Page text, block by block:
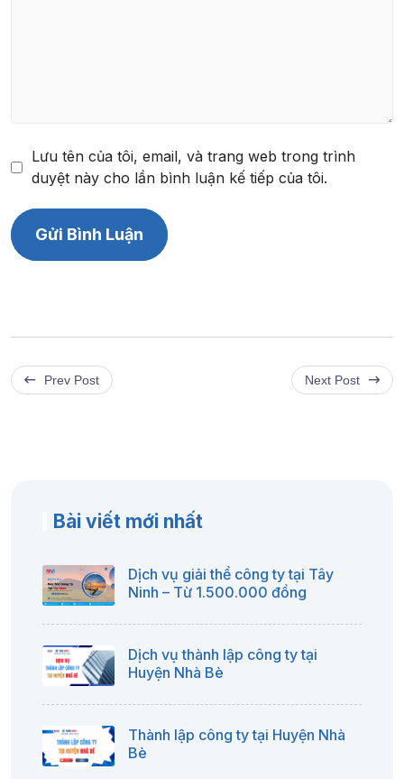
Lưu tên của tôi, email, và trang web trong trình
duyệt này cho lần bình luận kế tiếp của tôi.
Prev Post Next Post
Bài viết mới nhất
Dịch vụ giải thể công ty tại Tây
Ninh – Từ 1.500.000 đồng
Dịch vụ thành lập công ty tại
Huyện Nhà Bè
Thành lập công ty tại Huyện Nhà
Bè